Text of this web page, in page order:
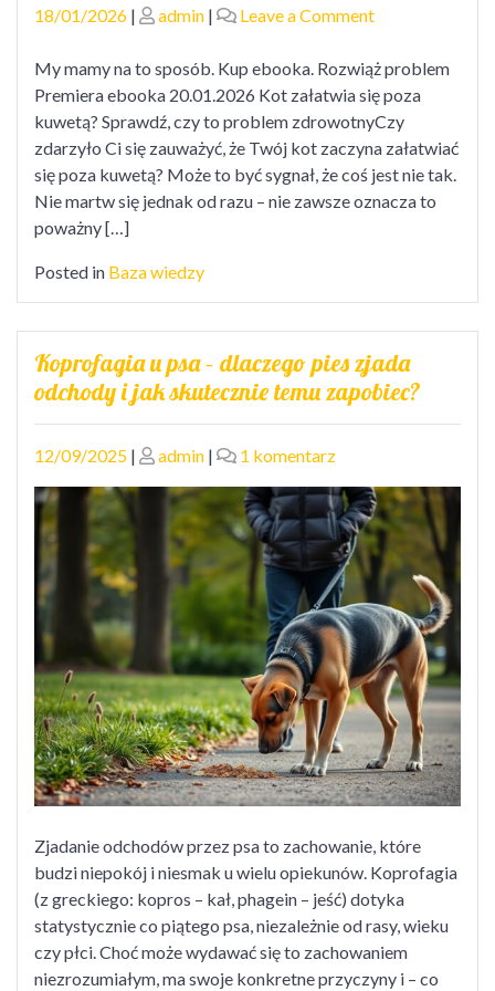
Posted
18/01/2026 | Posted
admin | Leave a Commenton
załatwia
się
poza
kuwetą
My mamy na to sposób. Kup ebooka. Rozwiąż problem
Premiera ebooka 20.01.2026 Kot załatwia się poza
kuwetą? Sprawdź, czy to problem zdrowotnyCzy
zdarzyło Ci się zauważyć, że Twój kot zaczyna załatwiać
się poza kuwetą? Może to być sygnał, że coś jest nie tak.
Nie martw się jednak od razu – nie zawsze oznacza to
poważny […]
Posted in Baza wiedzy
Koprofagia u psa – dlaczego pies zjada
odchody i jak skutecznie temu zapobiec?
Posted
12/09/2025 | Posted
admin | 1 komentarzdo
u
psa
–
dlaczego
pies
zjada
odchody
i
jak
skutecznie
temu
zapobiec?
Zjadanie odchodów przez psa to zachowanie, które
budzi niepokój i niesmak u wielu opiekunów. Koprofagia
(z greckiego: kopros – kał, phagein – jeść) dotyka
statystycznie co piątego psa, niezależnie od rasy, wieku
czy płci. Choć może wydawać się to zachowaniem
niezrozumiałym, ma swoje konkretne przyczyny i – co